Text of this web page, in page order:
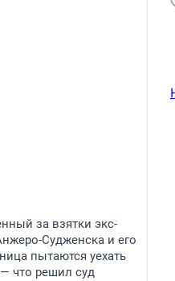
за взятки экс-
Судженска и его
пытаются уехать
что решил суд